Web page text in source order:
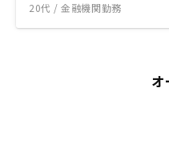
20代 / 金融機関勤務
オ